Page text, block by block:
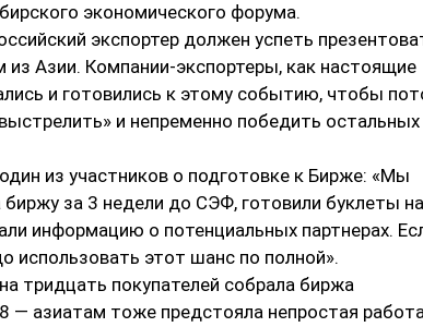
экономического форума.
экспортер должен успеть
из Азии. Компании-экспортеры, как настоящие
и готовились к этому событию, чтобы
и непременно победить остальных
из участников о подготовке к Бирже: «Мы
биржу за 3 недели до СЭФ, готовили буклеты на
информацию о потенциальных партнерах.
использовать этот шанс по полной».
тридцать покупателей собрала биржа
— азиатам тоже предстояла непростая